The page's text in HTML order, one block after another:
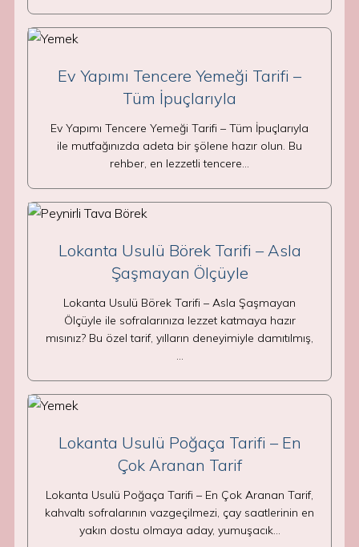
Ev Yapımı Tencere Yemeği Tarifi –
Tüm İpuçlarıyla
Ev Yapımı Tencere Yemeği Tarifi – Tüm İpuçlarıyla
ile mutfağınızda adeta bir şölene hazır olun. Bu
rehber, en lezzetli tencere…
Lokanta Usulü Börek Tarifi – Asla
Şaşmayan Ölçüyle
Lokanta Usulü Börek Tarifi – Asla Şaşmayan
Ölçüyle ile sofralarınıza lezzet katmaya hazır
mısınız? Bu özel tarif, yılların deneyimiyle damıtılmış,
…
Lokanta Usulü Poğaça Tarifi – En
Çok Aranan Tarif
Lokanta Usulü Poğaça Tarifi – En Çok Aranan Tarif,
kahvaltı sofralarının vazgeçilmezi, çay saatlerinin en
yakın dostu olmaya aday, yumuşacık…